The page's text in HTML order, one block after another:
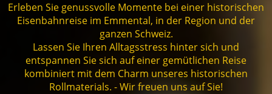
Erleben Sie genussvolle Momente bei einer historischen
Eisenbahnreise im Emmental, in der Region und der
ganzen Schweiz.
Lassen Sie Ihren Alltagsstress hinter sich und
entspannen Sie sich auf einer gemütlichen Reise
kombiniert mit dem Charm unseres historischen
Rollmaterials. - Wir freuen uns auf Sie!